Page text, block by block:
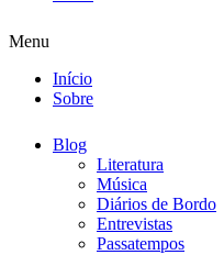
Menu
Início
Sobre
Blog
Literatura
Música
Diários de Bordo
Entrevistas
Passatempos